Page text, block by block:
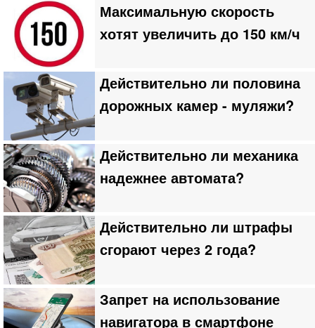
Максимальную скорость
хотят увеличить до 150 км/ч
Действительно ли половина
дорожных камер - муляжи?
Действительно ли механика
надежнее автомата?
Действительно ли штрафы
сгорают через 2 года?
Запрет на использование
навигатора в смартфоне